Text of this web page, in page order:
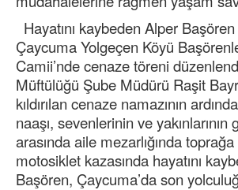
Hayatını kaybeden Alper
Çaycuma Yolgeçen Köyü
Camii’nde cenaze töreni
Müftülüğü Şube Müdürü Raşit
kıldırılan cenaze namazının
naaşı, sevenlerinin ve yakınlarının
arasında aile mezarlığında
motosiklet kazasında hayatını
Başören, Çaycuma’da son